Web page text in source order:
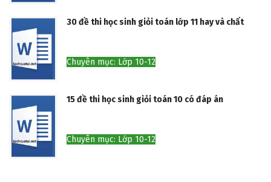
30 đề thi học sinh giỏi toán lớp 11 hay và chất
Chuyên mục: Lớp 10-12
15 đề thi học sinh giỏi toán 10 có đáp án
Chuyên mục: Lớp 10-12